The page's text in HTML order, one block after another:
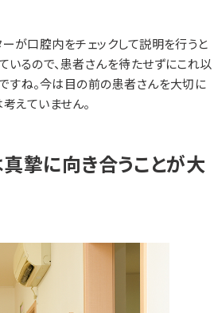
が口腔内をチェックして説明を行うと
いるので、患者さんを待たせずにこれ以
すね。今は目の前の患者さんを大切に
えていません。
摯に向き合うことが大